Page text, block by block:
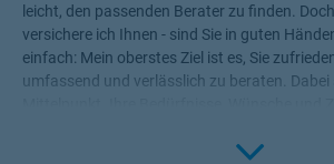
leicht, den passenden Berater zu finden.
versichere ich Ihnen - sind Sie in guten
einfach: Mein oberstes Ziel ist es, Sie
umfassend und verlässlich zu beraten. Dabei
Versicherungen, die Ihnen die nötige